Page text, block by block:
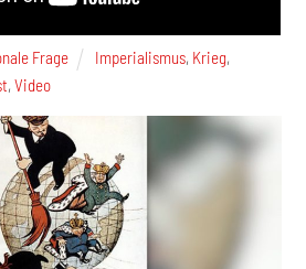
Frage Imperialismus, Krieg,
,Video